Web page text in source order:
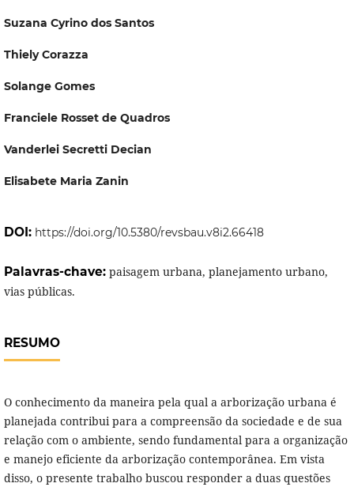
Suzana Cyrino dos Santos
Thiely Corazza
Solange Gomes
Franciele Rosset de Quadros
Vanderlei Secretti Decian
Elisabete Maria Zanin
DOI: https://doi.org/10.5380/revsbau.v8i2.66418
Palavras-chave: paisagem urbana, planejamento urbano,
vias públicas.
RESUMO
O conhecimento da maneira pela qual a arborização urbana é
planejada contribui para a compreensão da sociedade e de sua
relação com o ambiente, sendo fundamental para a organização
e manejo eficiente da arborização contemporânea. Em vista
disso, o presente trabalho buscou responder a duas questões